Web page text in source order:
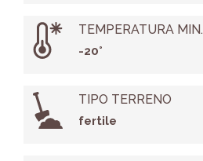
TEMPERATURA MIN.
-20°
TIPO TERRENO
fertile